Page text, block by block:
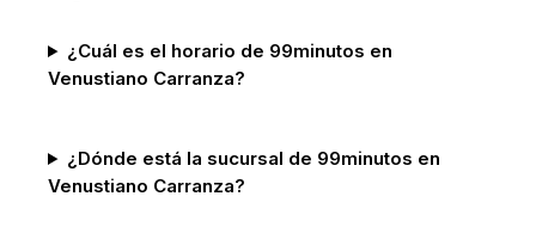
¿Cuál es el horario de 99minutos en
Venustiano Carranza?
¿Dónde está la sucursal de 99minutos en
Venustiano Carranza?